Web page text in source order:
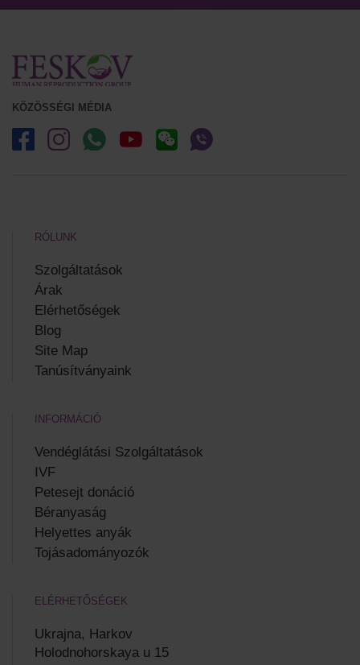
KÖZÖSSÉGI MÉDIA
RÓLUNK
Szolgáltatások
Árak
Elérhetőségek
Blog
Site Map
Tanúsítványaink
INFORMÁCIÓ
Vendéglátási Szolgáltatások
IVF
Petesejt donáció
Béranyaság
Helyettes anyák
Tojásadományozók
ELÉRHETŐSÉGEK
Ukrajna, Harkov
Holodnohorskaya u 15